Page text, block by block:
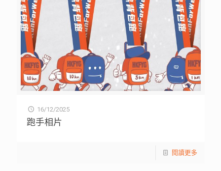
16/12/2025
跑手相片
閱讀更多